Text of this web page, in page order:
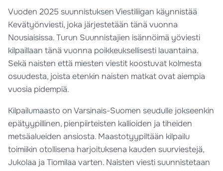
Vuoden 2025 suunnistuksen Viestiliigan käynnistää
Kevätyönviesti, joka järjestetään tänä vuonna
Nousiaisissa. Turun Suunnistajien isännöimä yöviesti
kilpaillaan tänä vuonna poikkeuksellisesti lauantaina.
Sekä naisten että miesten viestit koostuvat kolmesta
osuudesta, joista etenkin naisten matkat ovat aiempia
vuosia pidempiä.
Kilpailumaasto on Varsinais-Suomen seudulle jokseenkin
epätyypillinen, pienpiirteisten kallioiden ja tiheiden
metsäalueiden ansiosta. Maastotyypiltään kilpailu
toimiikin otollisena harjoituksena kauden suurviestejä,
Jukolaa ja Tiomilaa varten. Naisten viesti suunnistetaan